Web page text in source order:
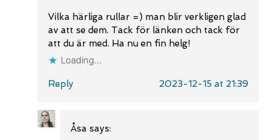
Vilka härliga rullar =) man blir verkligen glad
av att se dem. Tack för länken och tack för
att du är med. Ha nu en fin helg!
Loading...
Reply 2023-12-15 at 21:39
Åsa says: